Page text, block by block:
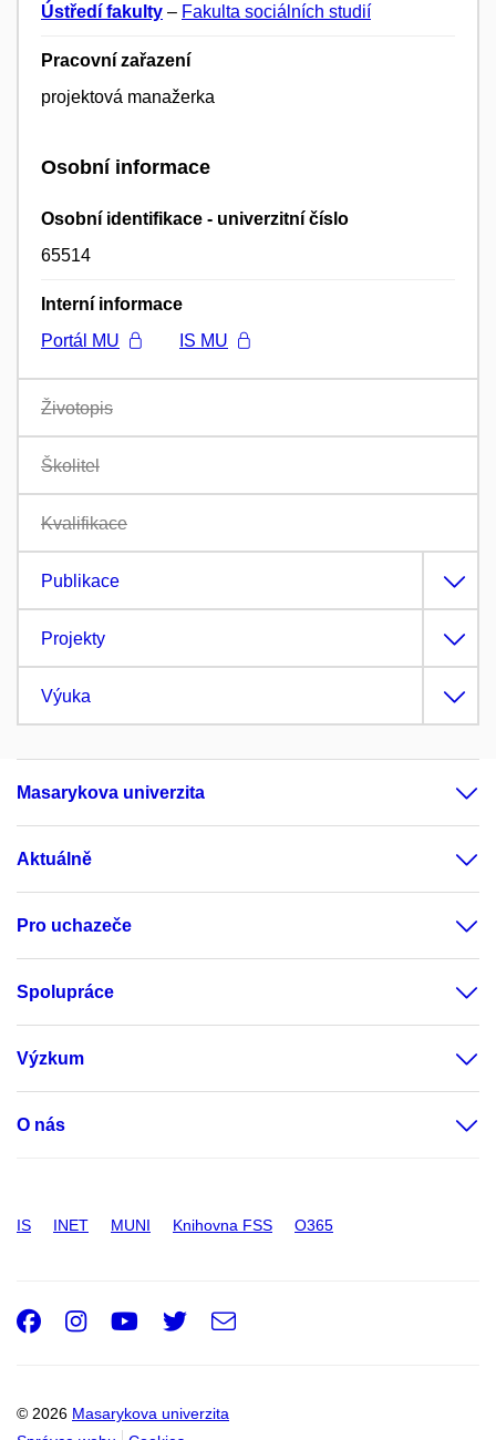
Ústředí fakulty – Fakulta sociálních studií
Pracovní zařazení
projektová manažerka
Osobní informace
Osobní identifikace - univerzitní číslo
65514
Interní informace
Portál MU
IS MU
Životopis
Školitel
Kvalifikace
Publikace
Projekty
Výuka
Masarykova univerzita
Aktuálně
Pro uchazeče
Spolupráce
Výzkum
O nás
IS INET MUNI Knihovna FSS O365
© 2026 Masarykova univerzita
Facebook
Instagram
Youtube
Twitter
e-